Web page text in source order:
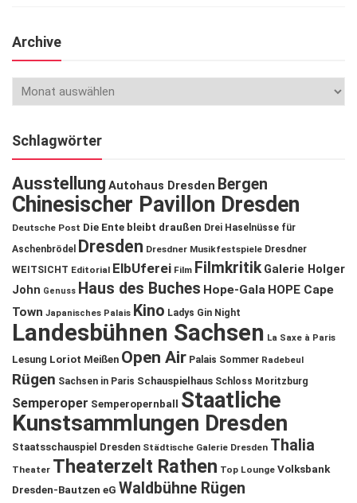
Archive
Schlagwörter
Ausstellung Autohaus Dresden Bergen
Chinesischer Pavillon Dresden
Deutsche Post Die Ente bleibt draußen Drei Haselnüsse für
Aschenbrödel
Dresden Dresdner Musikfestspiele Dresdner
WEITSICHT Editorial ElbUferei Film Filmkritik Galerie Holger
John Genuss Haus des Buches Hope-Gala HOPE Cape
Town Japanisches Palais Kino Ladys Gin Night
Landesbühnen Sachsen La Saxe à Paris
Lesung Loriot Meißen Open Air Palais Sommer Radebeul
Rügen Sachsen in Paris Schauspielhaus Schloss Moritzburg
Semperoper Semperopernball
Staatliche
Kunstsammlungen Dresden
Staatsschauspiel Dresden Städtische Galerie Dresden Thalia
Theater Theaterzelt Rathen Top Lounge Volksbank
Dresden-Bautzen eG Waldbühne Rügen